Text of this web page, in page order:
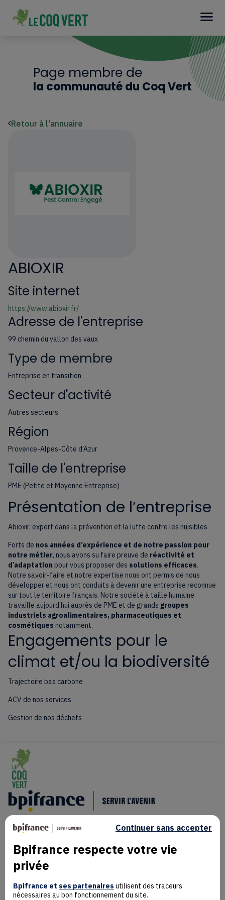
Page membre de
la communauté du Coq Vert
Retour à l'annuaire
ABIOXIR
Site internet
https://www.abioxir.fr/
Adresse de l'entreprise
99 chemin du vallon des vaux
Type de membre
Entreprise en transition
Secteur d'activité
Autres secteurs
Région
Provence-Alpes-Côte d’Azur
Taille de l'entreprise
PME (Petite et Moyenne Entreprise)
Présentation de l’entreprise
Abioxir, expert dans la prévention et la lutte contre les nuisibles
Forts de nos années d’expérience et de notre passion pour
notre métier, nous avons su faire preuve de réactivité et
d’adaptation pour vous proposer des solutions efficaces.
Notre savoir-faire et notre expertise nous ont permis de nous
développer et nous ont conduits à devenir une entreprise reconnue
sur tout le territoire français. Notre société à taille humaine
travaille aujourd’hui auprès de PME et de grands groupes
industriels agroalimentaires, pharmaceutiques et
cosmétiques notamment.
Engagements pour le
climat et/ou la biodiversité
Trajectoire bas carbone
ACV de nos services
Gestion de nos déchets
Mentions Légales
Données personnelles
Bpifrance respecte votre vie
privée
Bpifrance et ses partenaires utilisent des traceurs
nécessaires au bon fonctionnement du site.
Continuer sans accepter